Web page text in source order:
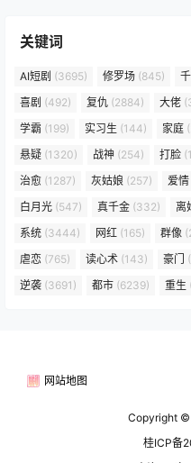
关键词
AI短剧 (3695) 修罗场 (845)
喜剧 (492) 复仇 (2884) 大佬
学霸 (199) 实习生 (144) 家庭
悬疑 (1320) 战神 (254) 打脸
治愈 (1287) 灰姑娘 (257) 爱情
白月光 (547) 真千金 (332) 离
系统 (3444) 网红 (165) 群像
虐恋 (765) 读心术 (143) 豪门
逆袭 (3691) 都市 (6239) 重生
网站地图
Copyright
桂ICP备